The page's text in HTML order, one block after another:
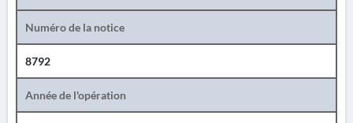
Numéro de la notice
8792
Année de l'opération